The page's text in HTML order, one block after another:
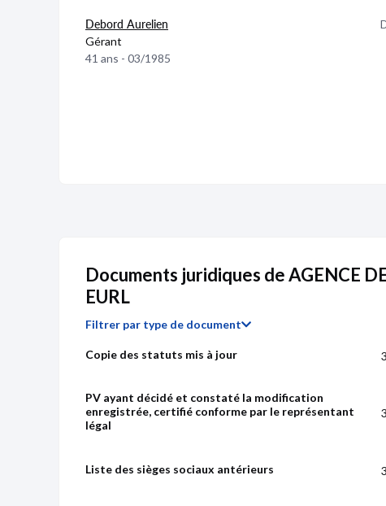
Publicité
Debord Aurelien
Gérant
41 ans - 03/1985
Documents juridiques de AGENCE
EURL
Filtrer par type de document
Copie des statuts mis à jour
PV ayant décidé et constaté la modification
enregistrée, certifié conforme par le représentant
légal
Liste des sièges sociaux antérieurs